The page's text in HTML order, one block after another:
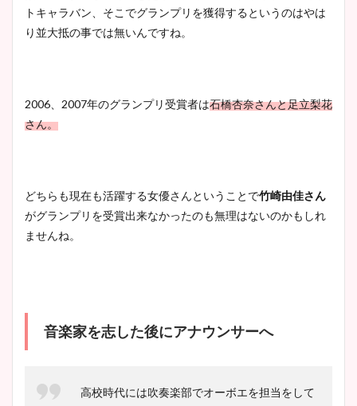
トキャラバン、そこでグランプリを獲得するというのはやは
り並大抵の事では無いんですね。
2006、2007年のグランプリ受賞者は石橋杏奈さんと足立梨花
さん。
どちらも現在も活躍する女優さんということで竹崎由佳さん
がグランプリを受賞出来なかったのも無理はないのかもしれ
ませんね。
音楽家を志した後にアナウンサーへ
高校時代には吹奏楽部でオーボエを担当をして